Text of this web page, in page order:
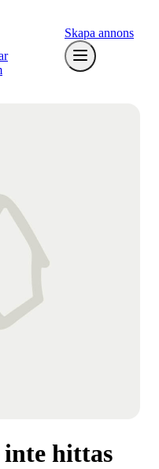
Skapa annons
inte hittas